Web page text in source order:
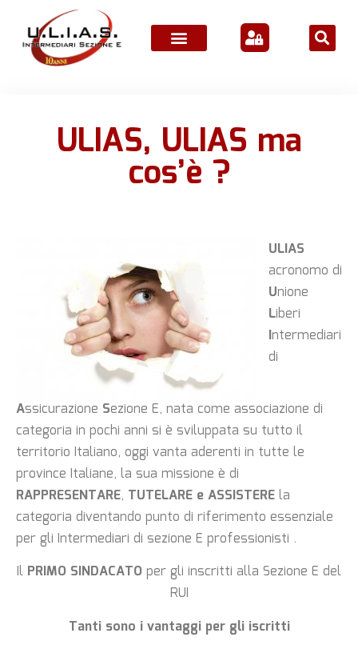
ULIAS, ULIAS ma
cos’è ?
ULIAS
acronomo di
Unione
Liberi
Intermediari
di
Assicurazione Sezione E, nata come associazione di
categoria in pochi anni si è sviluppata su tutto il
territorio Italiano, oggi vanta aderenti in tutte le
province Italiane, la sua missione è di
RAPPRESENTARE, TUTELARE e ASSISTERE la
categoria diventando punto di riferimento essenziale
per gli Intermediari di sezione E professionisti .
Il PRIMO SINDACATO per gli inscritti alla Sezione E del
RUI
Tanti sono i vantaggi per gli iscritti